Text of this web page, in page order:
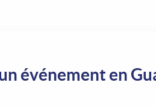
événement en